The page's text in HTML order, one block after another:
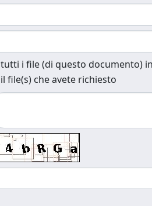
tutti i file (di questo documento)
il file(s) che avete richiesto